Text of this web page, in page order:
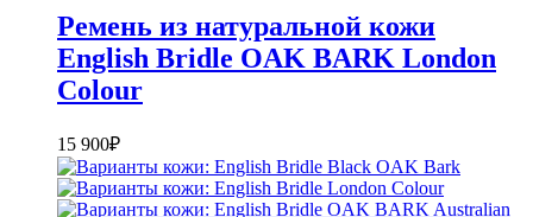
Ремень из натуральной кожи
English Bridle OAK BARK London
Colour
15 900₽